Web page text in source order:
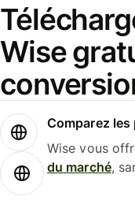
Wise
Comparez
Wise vous
du marché,